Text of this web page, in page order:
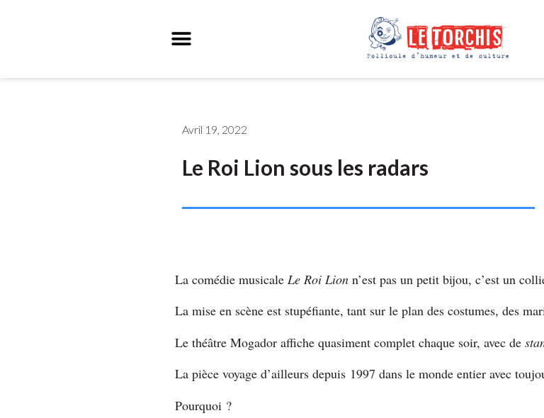
Avril 19, 2022
Le Roi Lion sous les radars
La comédie musicale Le Roi Lion n’est pas un petit bijou, c’est un
La mise en scène est stupéfiante, tant sur le plan des costumes, des
Le théâtre Mogador affiche quasiment complet chaque soir, avec de
La pièce voyage d’ailleurs depuis 1997 dans le monde entier avec
Pourquoi ?